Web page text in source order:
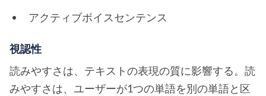
アクティブボイスセンテンス
視認性
読みやすさは、テキストの表現の質に影響する。読
みやすさは、ユーザーが1つの単語を別の単語と区